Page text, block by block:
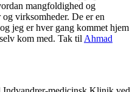
mangfoldighed og
virksomheder. De er en
jeg er hver gang kommet hjem
kom med. Tak til Ahmad